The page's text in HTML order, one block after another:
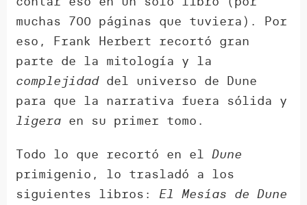
muchas 700 páginas que tuviera). Por
eso, Frank Herbert recortó gran
parte de la mitología y la
complejidaddel universo de Dune
para que la narrativa fuera sólida y
ligera en su primer tomo.
Todo lo que recortó en elDune
primigenio, lo trasladó a los
siguientes libros: El Mesías de Dune